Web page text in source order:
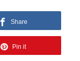
Share
Pin it